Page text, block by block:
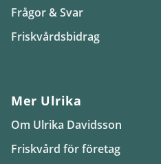
Frågor & Svar
Friskvårdsbidrag
Mer Ulrika
Om Ulrika Davidsson
Friskvård för företag